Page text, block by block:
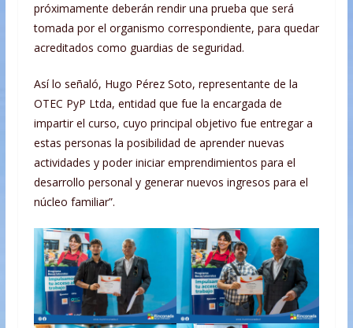
próximamente deberán rendir una prueba que será
tomada por el organismo correspondiente, para quedar
acreditados como guardias de seguridad.
Así lo señaló, Hugo Pérez Soto, representante de la
OTEC PyP Ltda, entidad que fue la encargada de
impartir el curso, cuyo principal objetivo fue entregar a
estas personas la posibilidad de aprender nuevas
actividades y poder iniciar emprendimientos para el
desarrollo personal y generar nuevos ingresos para el
núcleo familiar”.